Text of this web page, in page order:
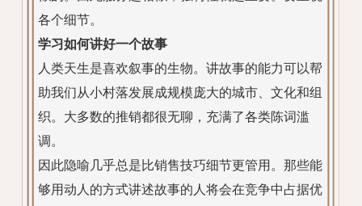
各个细节。
学习如何讲好一个故事
人类天生是喜欢叙事的生物。讲故事的能力可以帮
助我们从小村落发展成规模庞大的城市、文化和组
织。大多数的推销都很无聊，充满了各类陈词滥
调。
因此隐喻几乎总是比销售技巧细节更管用。那些能
够用动人的方式讲述故事的人将会在竞争中占据优